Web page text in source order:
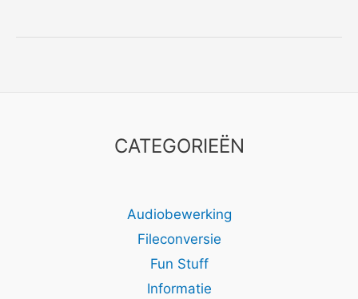
DVD’s
CATEGORIEËN
Audiobewerking
Fileconversie
Fun Stuff
Informatie